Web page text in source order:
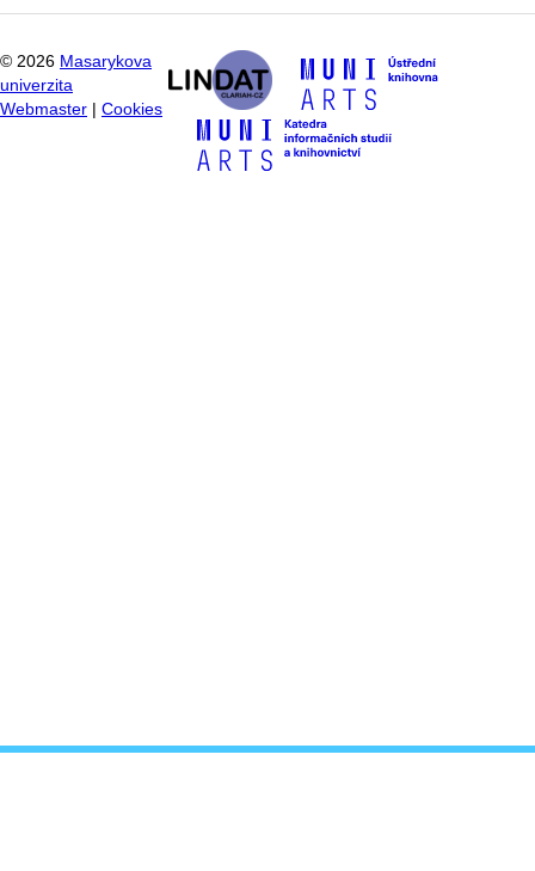
© 2026 Masarykova
univerzita
Webmaster
Cookies